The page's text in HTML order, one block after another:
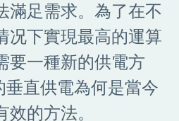
滿足需求。為了在不
况下實現最高的運算
要一種新的供電方
直供電為何是當今
的方法。